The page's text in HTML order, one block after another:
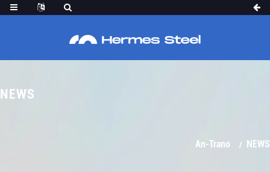
NEWS
An-Trano NEWS